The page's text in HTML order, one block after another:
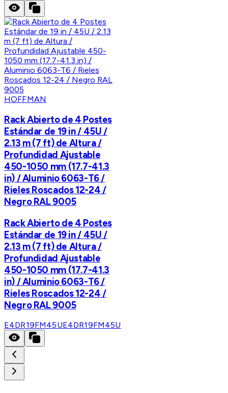
HOFFMAN
Rack Abierto de 4 Postes
Estándar de 19 in / 45U /
2.13 m (7 ft) de Altura /
Profundidad Ajustable
450-1050 mm (17.7-41.3
in) / Aluminio 6063-T6 /
Rieles Roscados 12-24 /
Negro RAL 9005
Rack Abierto de 4 Postes
Estándar de 19 in / 45U /
2.13 m (7 ft) de Altura /
Profundidad Ajustable
450-1050 mm (17.7-41.3
in) / Aluminio 6063-T6 /
Rieles Roscados 12-24 /
Negro RAL 9005
E4DR19FM45UE4DR19FM45U